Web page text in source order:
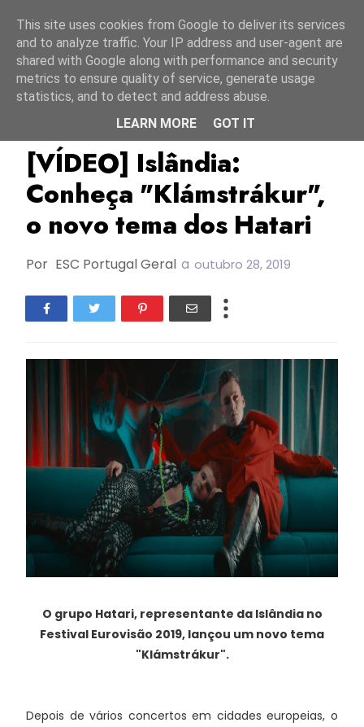
Hatari Islândia
[VÍDEO] Islândia:
Conheça "Klámstrákur",
o novo tema dos Hatari
Por ESC Portugal Geral a outubro 28, 2019
O grupo Hatari, representante da Islândia no
Festival Eurovisão 2019, lançou um novo tema
"Klámstrákur".
Depois de vários concertos em cidades europeias, o
This site uses cookies from Google to deliver its services
and to analyze traffic. Your IP address and user-agent are
shared with Google along with performance and security
metrics to ensure quality of service, generate usage
statistics, and to detect and address abuse.
LEARN MORE
GOT IT